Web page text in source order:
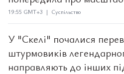
19:55 GMT+3 | Суспільство
У "Скелі" почалися
штурмовиків
направляють до інших